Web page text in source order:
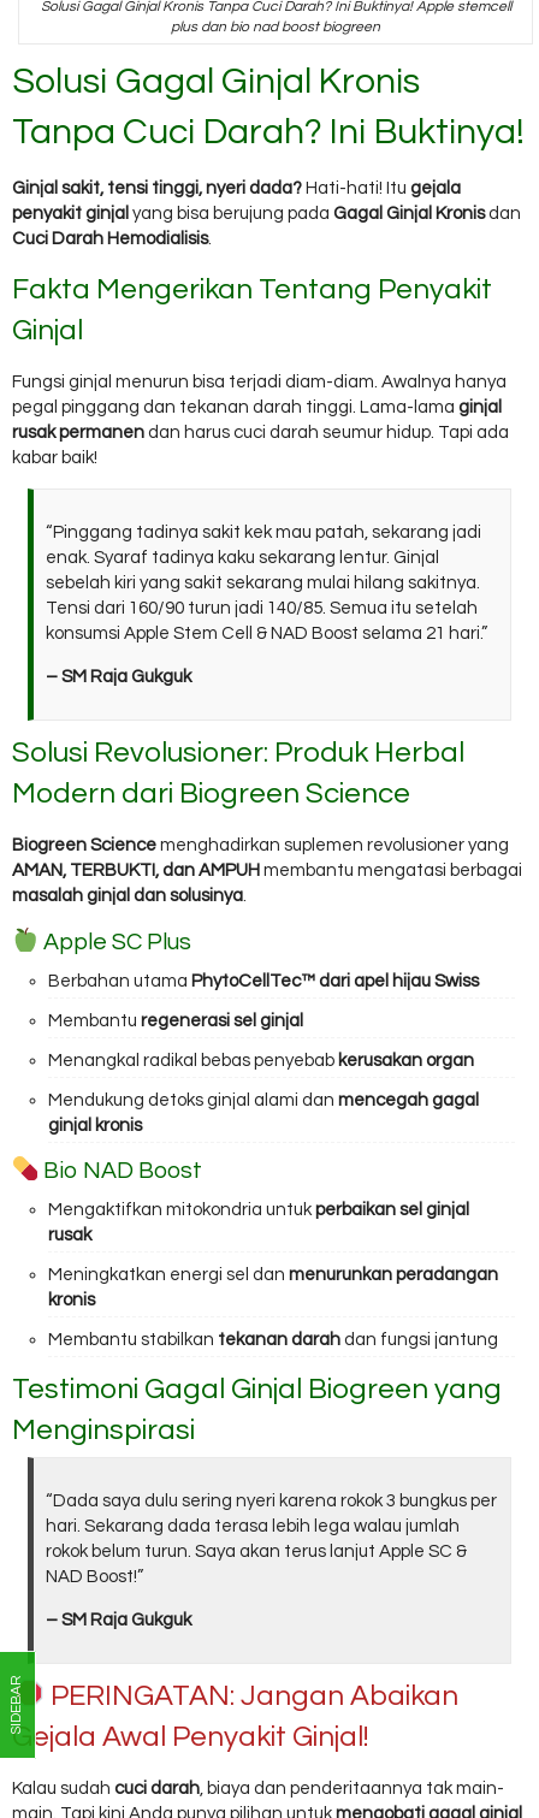
Solusi Gagal Ginjal Kronis Tanpa Cuci Darah? Ini Buktinya! Apple stemcell
plus dan bio nad boost biogreen
Solusi Gagal Ginjal Kronis
Tanpa Cuci Darah? Ini Buktinya!
Ginjal sakit, tensi tinggi, nyeri dada? Hati-hati! Itu gejala
penyakit ginjal yang bisa berujung pada Gagal Ginjal Kronisdan
Cuci Darah Hemodialisis.
Fakta Mengerikan Tentang Penyakit
Ginjal
Fungsi ginjal menurun bisa terjadi diam-diam. Awalnya hanya
pegal pinggang dan tekanan darah tinggi. Lama-lama ginjal
rusak permanen dan harus cuci darah seumur hidup. Tapi ada
kabar baik!
“Pinggang tadinya sakit kek mau patah, sekarang jadi
enak. Syaraf tadinya kaku sekarang lentur. Ginjal
sebelah kiri yang sakit sekarang mulai hilang sakitnya.
Tensi dari 160/90 turun jadi 140/85. Semua itu setelah
konsumsi Apple Stem Cell & NAD Boost selama 21 hari.”
– SM Raja Gukguk
Solusi Revolusioner: Produk Herbal
Modern dari Biogreen Science
Biogreen Science menghadirkan suplemen revolusioner yang
AMAN, TERBUKTI, dan AMPUH membantu mengatasi berbagai
masalah ginjal dan solusinya.
Apple SC Plus
Berbahan utama PhytoCellTec™ dari apel hijau Swiss
Membantu regenerasi sel ginjal
Menangkal radikal bebas penyebab kerusakan organ
Mendukung detoks ginjal alami dan mencegah gagal
ginjal kronis
Bio NAD Boost
Mengaktifkan mitokondria untukperbaikan sel ginjal
rusak
Meningkatkan energi sel dan menurunkan peradangan
kronis
Membantu stabilkan tekanan darah dan fungsi jantung
Testimoni Gagal Ginjal Biogreen yang
Menginspirasi
“Dada saya dulu sering nyeri karena rokok 3 bungkus per
hari. Sekarang dada terasa lebih lega walau jumlah
rokok belum turun. Saya akan terus lanjut Apple SC &
NAD Boost!”
– SM Raja Gukguk
PERINGATAN: Jangan Abaikan
Gejala Awal Penyakit Ginjal!
Kalau sudah cuci darah, biaya dan penderitaannya tak main-
main. Tapi kini Anda punya pilihan untuk mengobati gagal ginjal
SIDEBAR